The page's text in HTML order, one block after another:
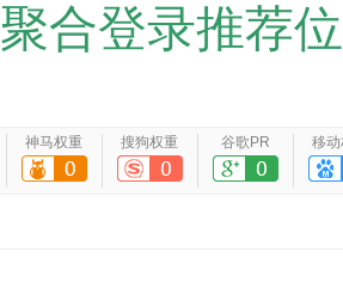
聚合登录推荐位
神马权重 搜狗权重 谷歌PR 移